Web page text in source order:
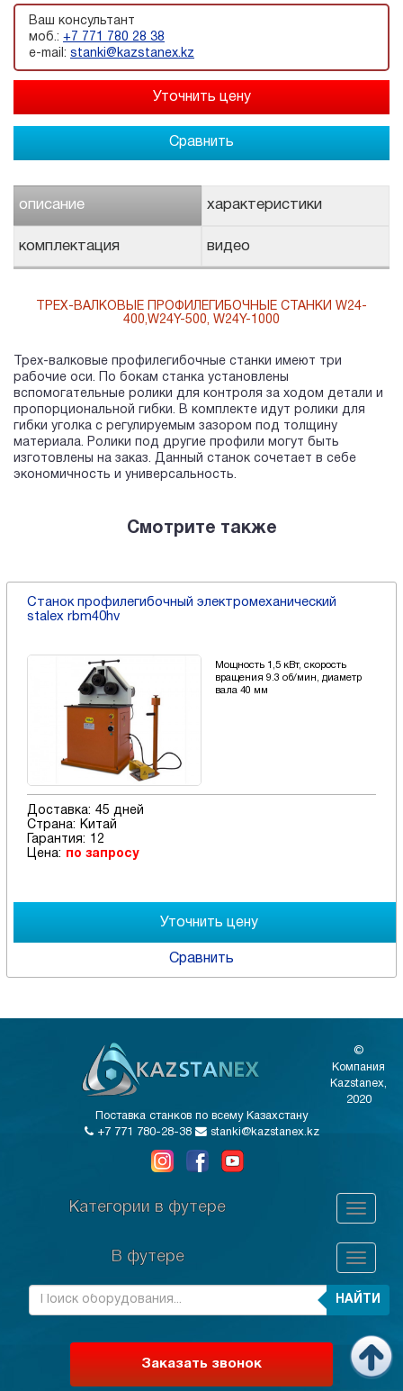
Ваш консультант
моб.: +7 771 780 28 38
e-mail: stanki@kazstanex.kz
Сравнить
описание характеристики
комплектация видео
ТРЕХ-ВАЛКОВЫЕ ПРОФИЛЕГИБОЧНЫЕ СТАНКИ W24-
400,W24Y-500, W24Y-1000
Трех-валковые профилегибочные станки имеют три
рабочие оси. По бокам станка установлены
вспомогательные ролики для контроля за ходом детали и
пропорциональной гибки. В комплекте идут ролики для
гибки уголка с регулируемым зазором под толщину
материала. Ролики под другие профили могут быть
изготовлены на заказ. Данный станок сочетает в себе
экономичность и универсальность.
Смотрите также
Станок профилегибочный электромеханический
stalex rbm40hv
Мощность 1,5 кВт, скорость
вращения 9.3 об/мин, диаметр
вала 40 мм
Доставка: 45 дней
Страна:
Китай
Гарантия:
12
Цена:
по запросу
Сравнить
©
Компания
Kazstanex,
2020
Поставка станков по всему Казахстану
+7 771 780-28-38
stanki@kazstanex.kz
Категории в футере
В футере
НАЙТИ
Заказать звонок